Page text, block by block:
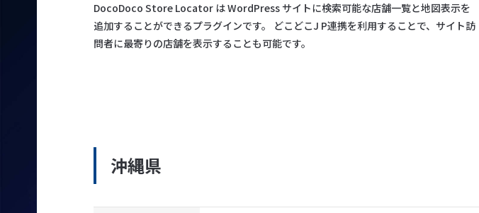
DocoDoco Store Locator は WordPress サイトに検索可能な店舗一覧と地図表示を
追加することができるプラグインです。 どこどこJ P連携を利用することで、サイト訪
問者に最寄りの店舗を表示することも可能です。
沖縄県